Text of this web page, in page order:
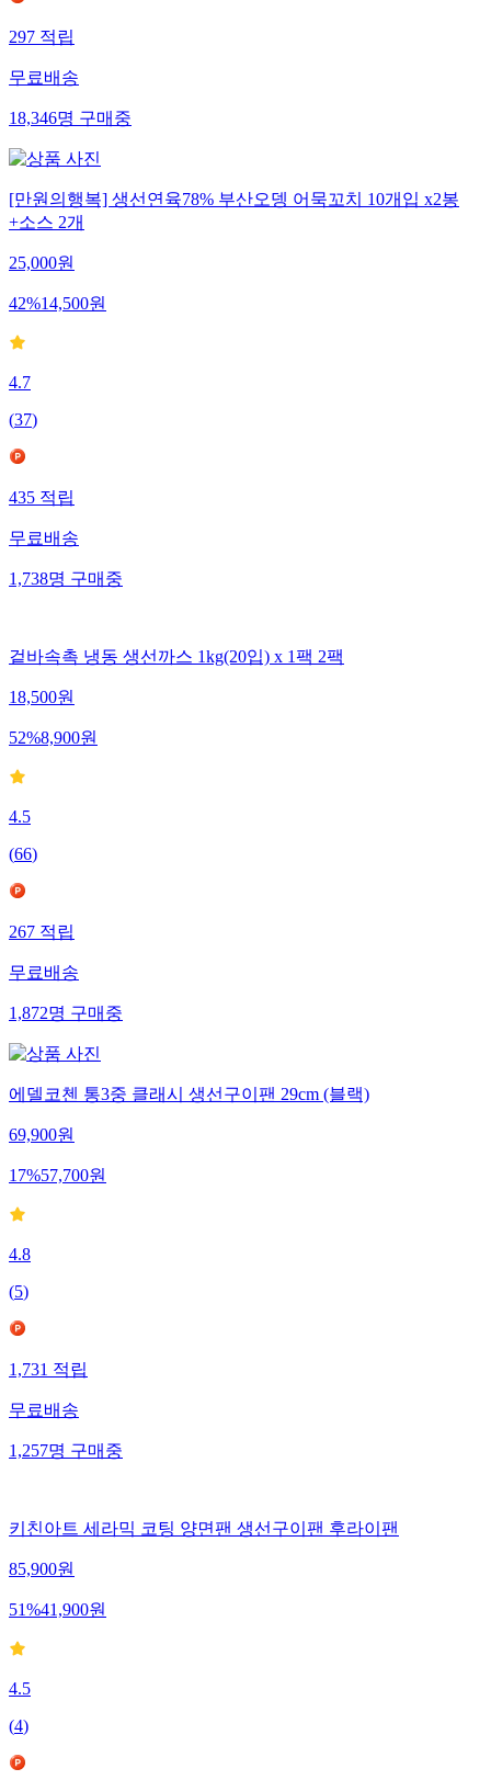
297 적립
무료배송
18,346명 구매중
[만원의행복] 생선연육78% 부산오뎅 어묵꼬치 10개입 x2봉
+소스 2개
25,000원
42%14,500원
4.7
(37)
435 적립
무료배송
1,738명 구매중
겉바속촉 냉동 생선까스 1kg(20입) x 1팩 2팩
18,500원
52%8,900원
4.5
(66)
267 적립
무료배송
1,872명 구매중
에델코첸 통3중 클래시 생선구이팬 29cm (블랙)
69,900원
17%57,700원
4.8
(5)
1,731 적립
무료배송
1,257명 구매중
키친아트 세라믹 코팅 양면팬 생선구이팬 후라이팬
85,900원
51%41,900원
4.5
(4)